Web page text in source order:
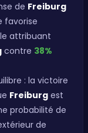
de Freiburg
favorise
attribuant
contre 38%
: la victoire
Freiburg est
probabilité de
de